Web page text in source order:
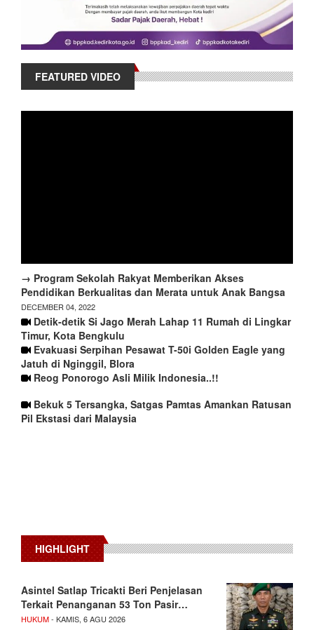
FEATURED VIDEO
→ Program Sekolah Rakyat Memberikan Akses
Pendidikan Berkualitas dan Merata untuk Anak Bangsa
DECEMBER 04, 2022
Detik-detik Si Jago Merah Lahap 11 Rumah di Lingkar
Timur, Kota Bengkulu
Evakuasi Serpihan Pesawat T-50i Golden Eagle yang
Jatuh di Nginggil, Blora
Reog Ponorogo Asli Milik Indonesia..!!
Bekuk 5 Tersangka, Satgas Pamtas Amankan Ratusan
Pil Ekstasi dari Malaysia
HIGHLIGHT
Asintel Satlap Tricakti Beri Penjelasan
Terkait Penanganan 53 Ton Pasir…
HUKUM- KAMIS, 6 AGU 2026